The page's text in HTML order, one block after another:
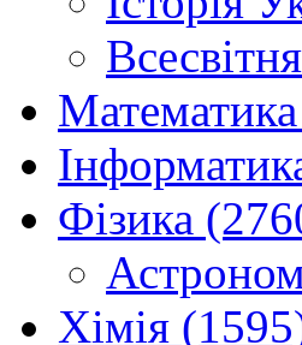
Фізика
Хімія